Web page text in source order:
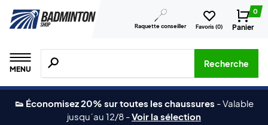
Raquette conseiller Favoris (0)
0
Panier
MENU
Recherche de produits, de marques, etc.
Recherche
👟 Économisez 20% sur toutes les chaussures -Valable
jusqu´au 12/8 -Voir la sélection